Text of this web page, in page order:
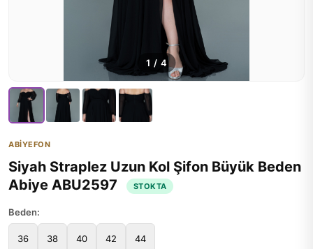
1 / 4
ABİYEFON
Siyah Straplez Uzun Kol Şifon Büyük Beden
Abiye ABU2597
STOKTA
Beden:
36 38 40 42 44